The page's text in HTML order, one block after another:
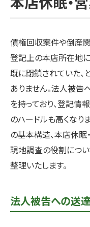
債権回収案件や倒産
登記上の本店所在地
既に閉鎖されていた、
ありません。法人被
を持っており、登記情
のハードルも高くなり
の基本構造、本店休眠
現地調査の役割につ
整理いたします。
法人被告への送